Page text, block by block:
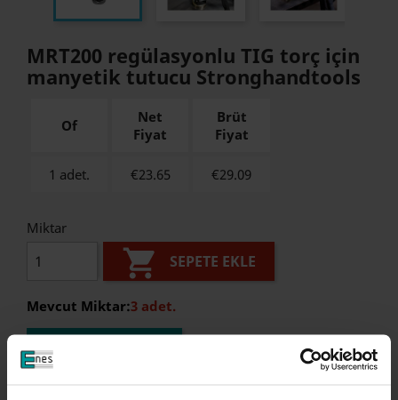
MRT200 regülasyonlu TIG torç için
manyetik tutucu Stronghandtools
Of
Net
Fiyat
Brüt
Fiyat
1 adet. €23.65 €29.09
Miktar
 SEPETE EKLE
Mevcut Miktar:3 adet.